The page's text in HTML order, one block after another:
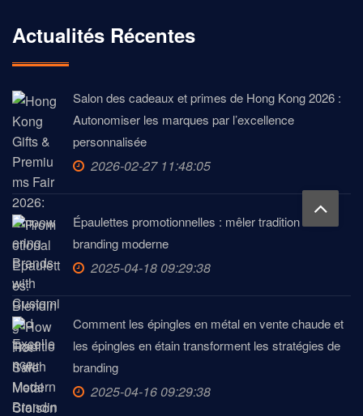
Actualités Récentes
Salon des cadeaux et primes de Hong Kong 2026 :
Autonomiser les marques par l’excellence
personnalisée
2026-02-27 11:48:05
Épaulettes promotionnelles : mêler tradition et
branding moderne
2025-04-18 09:29:38
Comment les épingles en métal en vente chaude et
les épingles en étain transforment les stratégies de
branding
2025-04-16 09:29:38